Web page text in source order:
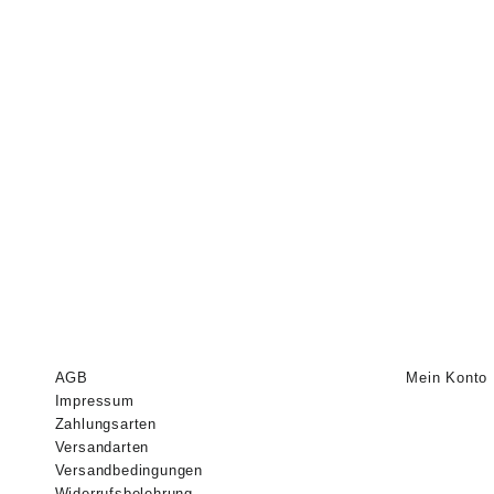
AGB
Impressum
Zahlungsarten
Versandarten
Versandbedingungen
Mein Konto